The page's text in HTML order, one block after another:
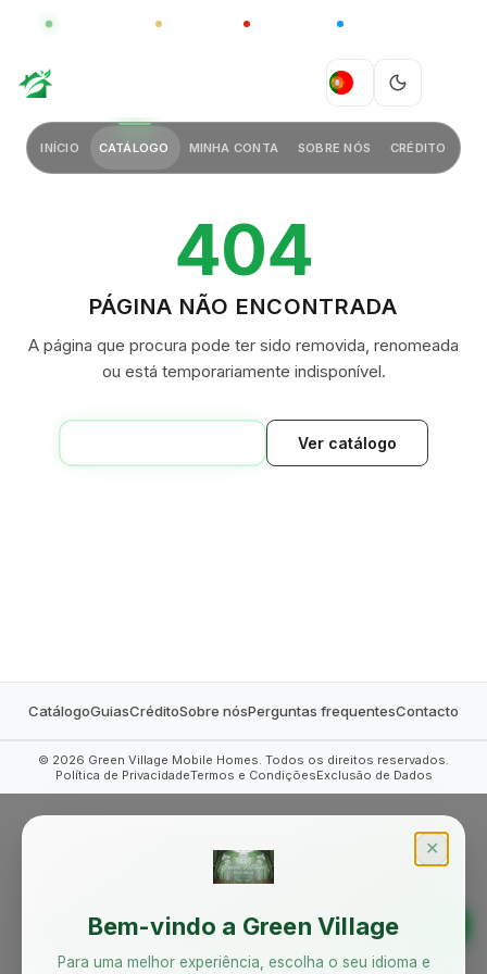
GLOBAL CHINA
PT
INÍCIO CATÁLOGO MINHA CONTA SOBRE NÓS CRÉDITO
404
PÁGINA NÃO ENCONTRADA
A página que procura pode ter sido removida, renomeada
ou está temporariamente indisponível.
Ver catálogo
CatálogoGuiasCréditoSobre nósPerguntas frequentesContacto
© 2026 Green Village Mobile Homes. Todos os direitos reservados.
Política de PrivacidadeTermos e CondiçõesExclusão de Dados
✕
Bem-vindo a Green Village
Para uma melhor experiência, escolha o seu idioma e